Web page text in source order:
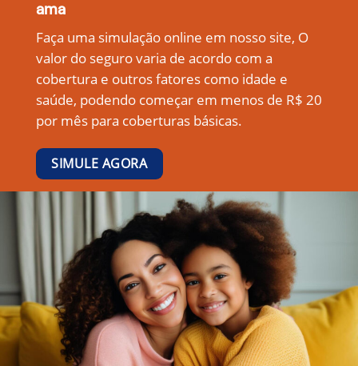
ama
Faça uma simulação online em nosso site, O
valor do seguro varia de acordo com a
cobertura e outros fatores como idade e
saúde, podendo começar em menos de R$ 20
por mês para coberturas básicas.
SIMULE AGORA